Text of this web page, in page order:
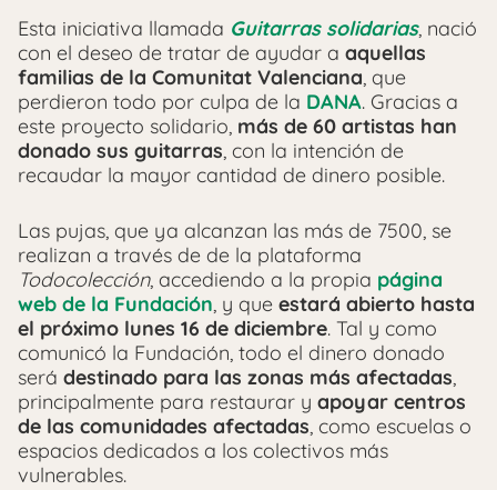
Esta iniciativa llamada Guitarras solidarias, nació
con el deseo de tratar de ayudar a aquellas
familias de la Comunitat Valenciana, que
perdieron todo por culpa de la DANA. Gracias a
este proyecto solidario, más de 60 artistas han
donado sus guitarras, con la intención de
recaudar la mayor cantidad de dinero posible.
Las pujas, que ya alcanzan las más de 7500, se
realizan a través de de la plataforma
Todocolección, accediendo a la propia página
web de la Fundación, y que estará abierto hasta
el próximo lunes 16 de diciembre. Tal y como
comunicó la Fundación, todo el dinero donado
será destinado para las zonas más afectadas,
principalmente para restaurar y apoyar centros
de las comunidades afectadas, como escuelas o
espacios dedicados a los colectivos más
vulnerables.